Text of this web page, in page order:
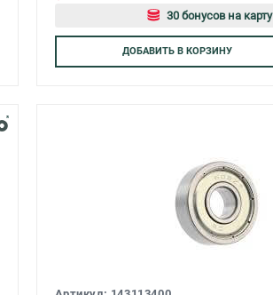
30 бонусов на карту
Авторизуйтесь
ДОБАВИТЬ В КОРЗИНУ